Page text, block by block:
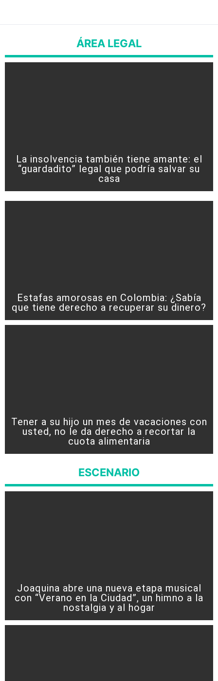
ÁREA LEGAL
La insolvencia también tiene amante: el
“guardadito” legal que podría salvar su
casa
Estafas amorosas en Colombia: ¿Sabía
que tiene derecho a recuperar su dinero?
Tener a su hijo un mes de vacaciones con
usted, no le da derecho a recortar la
cuota alimentaria
ESCENARIO
Joaquina abre una nueva etapa musical
con “Verano en la Ciudad”, un himno a la
nostalgia y al hogar